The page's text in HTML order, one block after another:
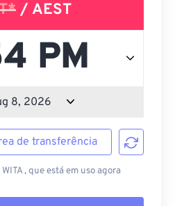
/ AEST
de transferência
, que está em uso agora